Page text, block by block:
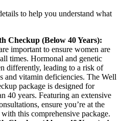
to help you understand what
Checkup (Below 40 Years):
important to ensure women are
times. Hormonal and genetic
differently, leading to a risk of
and vitamin deficiencies. The Well
package is designed for
40 years. Featuring an extensive
ensure you’re at the
this comprehensive package.